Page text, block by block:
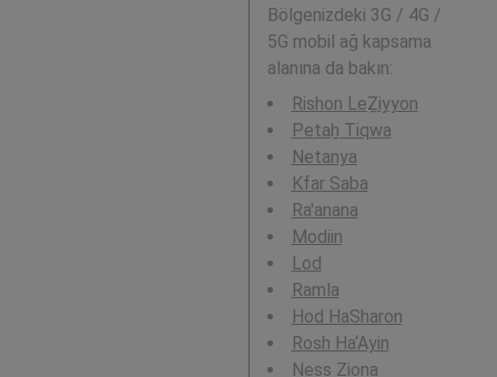
Bölgenizdeki 3G / 4G /
5G mobil ağ kapsama
alanına da bakın:
Rishon LeẔiyyon
Petaẖ Tiqwa
Netanya
Kfar Saba
Ra'anana
Modiin
Lod
Ramla
Hod HaSharon
Rosh Ha‘Ayin
Ness Ziona